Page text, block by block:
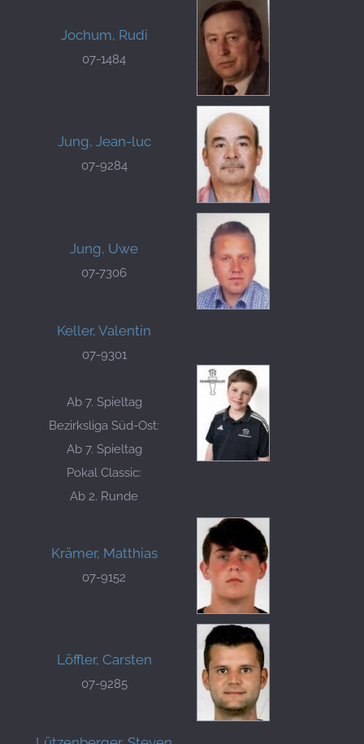
Jochum, Rudi
07-1484
Jung, Jean-luc
07-9284
Jung, Uwe
07-7306
Keller, Valentin
07-9301
Ab 7. Spieltag
Bezirksliga Süd-Ost:
Ab 7. Spieltag
Pokal Classic:
Ab 2. Runde
Krämer, Matthias
07-9152
Löffler, Carsten
07-9285